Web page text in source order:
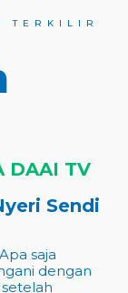
TERKILIR
DAAI TV
Sendi
saja
dengan